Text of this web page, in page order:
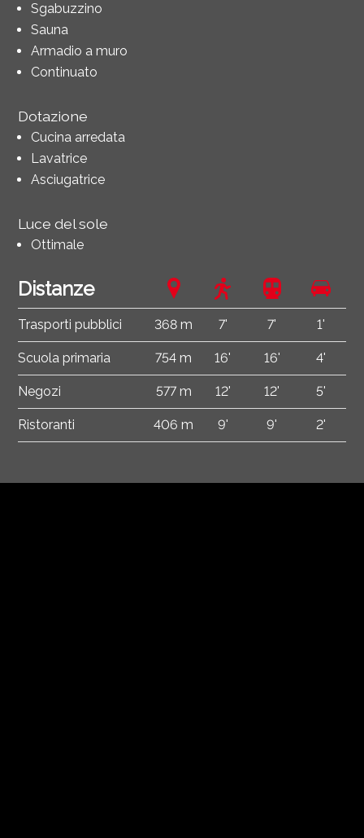
Sgabuzzino
Sauna
Armadio a muro
Continuato
Dotazione
Cucina arredata
Lavatrice
Asciugatrice
Luce del sole
Ottimale
Distanze
Trasporti pubblici 368 m 7' 7' 1'
Scuola primaria 754 m 16' 16' 4'
Negozi 577 m 12' 12' 5'
Ristoranti 406 m 9' 9' 2'